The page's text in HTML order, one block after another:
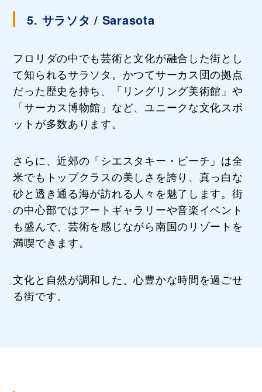
5. サラソタ / Sarasota
フロリダの中でも芸術と文化が融合した街とし
て知られるサラソタ。かつてサーカス団の拠点
だった歴史を持ち、「リングリング美術館」や
「サーカス博物館」など、ユニークな文化スポ
ットが多数あります。
さらに、近郊の「シエスタキー・ビーチ」は全
米でもトップクラスの美しさを誇り、真っ白な
砂と透き通る海が訪れる人々を魅了します。街
の中心部ではアートギャラリーや音楽イベント
も盛んで、芸術を感じながら南国のリゾートを
満喫できます。
文化と自然が調和した、心豊かな時間を過ごせ
る街です。